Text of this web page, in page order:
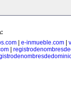
| e-inmueble.com|